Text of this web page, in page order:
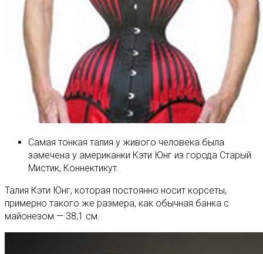
Самая тонкая талия у живого человека была
замечена у американки Кэти Юнг из города Старый
Мистик, Коннектикут.
Талия Кэти Юнг, которая постоянно носит корсеты,
примерно такого же размера, как обычная банка с
майонезом — 38,1 см.